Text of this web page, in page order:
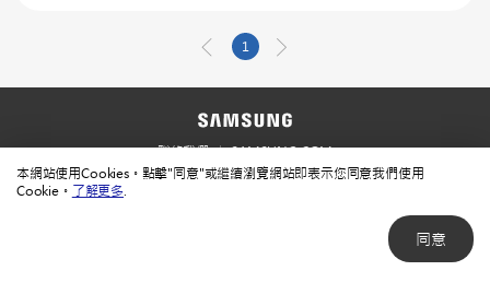
本網站使用Cookies。點擊"同意"或繼續瀏覽網站即表示您同意我們使用
Cookie。 了解更多
同意
1
聯絡我們
SAMSUNG.COM
使用規範
隱私規範